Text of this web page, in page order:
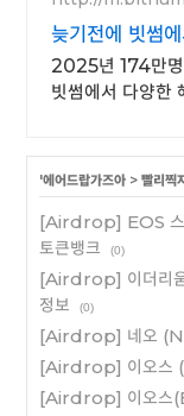
늦기전에 빗썸
가입 시 5만원
2025년 174만명
빗썸에서 다양한
'에어드랍가즈아 > 빨리찍
[Airdrop] EOS 스
토큰뱅크
(0)
[Airdrop] 이더리움
정보
(0)
[Airdrop] 네오
[Airdrop] 이오스
[Airdrop] 이오스